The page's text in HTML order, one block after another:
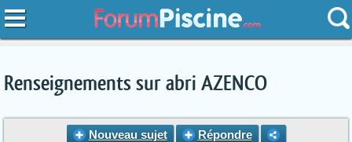
Renseignements sur abri AZENCO
Nouveau sujet Répondre